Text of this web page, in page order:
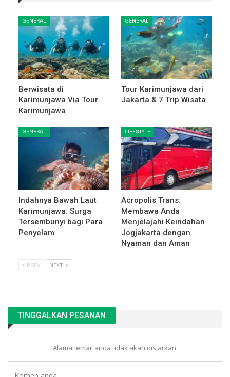
GENERAL
Berwisata di
Karimunjawa Via Tour
Karimunjawa
GENERAL
Tour Karimunjawa dari
Jakarta & 7 Trip Wisata
GENERAL
Indahnya Bawah Laut
Karimunjawa: Surga
Tersembunyi bagi Para
Penyelam
LIFESTYLE
Acropolis Trans:
Membawa Anda
Menjelajahi Keindahan
Jogjakarta dengan
Nyaman dan Aman
PREV NEXT
TINGGALKAN PESANAN
Alamat email anda tidak akan disiarkan.